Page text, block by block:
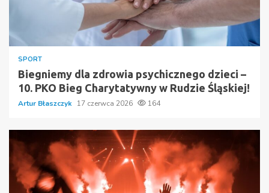
SPORT
Biegniemy dla zdrowia psychicznego dzieci –
10. PKO Bieg Charytatywny w Rudzie Śląskiej!
Artur Błaszczyk 17 czerwca 2026 164